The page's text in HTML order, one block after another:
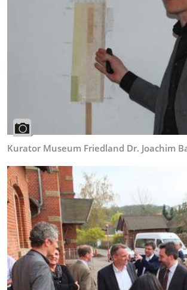
Kurator Museum Friedland Dr. Joachim